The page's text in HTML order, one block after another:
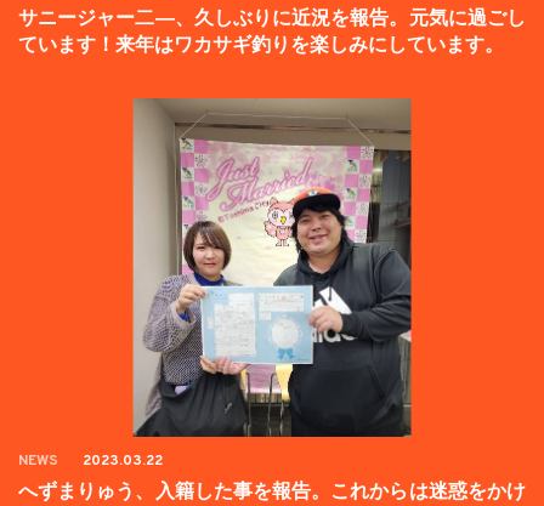
サニージャー二―、久しぶりに近況を報告。元気に過ごし
ています！来年はワカサギ釣りを楽しみにしています。
NEWS 2023.03.22
へずまりゅう、入籍した事を報告。これからは迷惑をかけ